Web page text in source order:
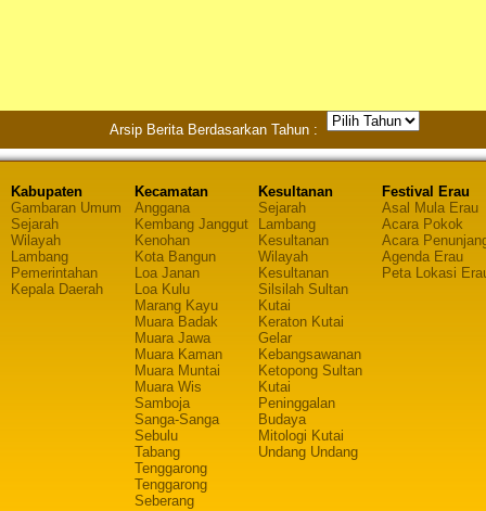
Arsip Berita Berdasarkan Tahun :
Kabupaten
Gambaran Umum
Sejarah
Wilayah
Lambang
Pemerintahan
Kepala Daerah
Kecamatan
Anggana
Kembang Janggut
Kenohan
Kota Bangun
Loa Janan
Loa Kulu
Marang Kayu
Muara Badak
Muara Jawa
Muara Kaman
Muara Muntai
Muara Wis
Samboja
Sanga-Sanga
Sebulu
Tabang
Tenggarong
Tenggarong
Seberang
Kesultanan
Sejarah
Lambang
Kesultanan
Wilayah
Kesultanan
Silsilah Sultan
Kutai
Keraton Kutai
Gelar
Kebangsawanan
Ketopong Sultan
Kutai
Peninggalan
Budaya
Mitologi Kutai
Undang Undang
Festival Erau
Asal Mula Erau
Acara Pokok
Acara
Agenda Erau
Peta Lokasi